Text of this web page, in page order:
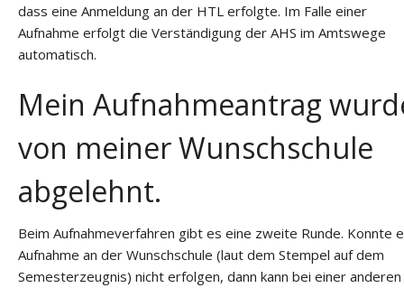
dass eine Anmeldung an der HTL erfolgte. Im Falle einer
Aufnahme erfolgt die Verständigung der AHS im Amtswege
automatisch.
Mein Aufnahmeantrag
von meiner Wunschschule
abgelehnt.
Beim Aufnahmeverfahren gibt es eine zweite Runde. Konnte
Aufnahme an der Wunschschule (laut dem Stempel auf dem
Semesterzeugnis) nicht erfolgen, dann kann bei einer anderen